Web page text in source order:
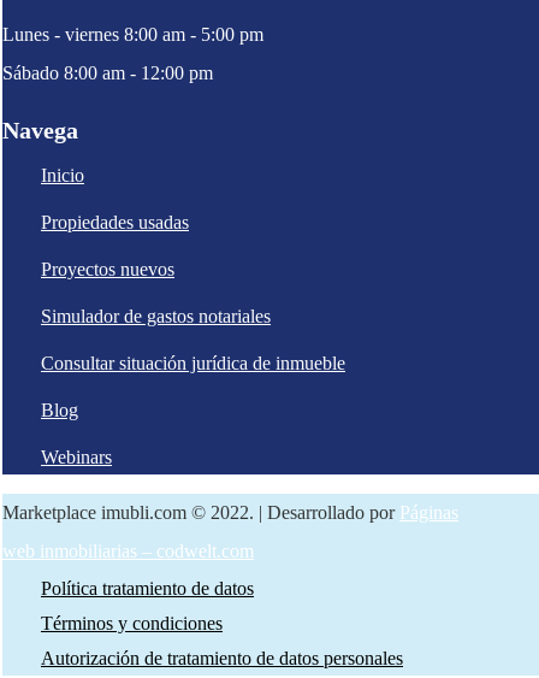
Lunes - viernes 8:00 am - 5:00 pm
Sábado 8:00 am - 12:00 pm
Navega
Inicio
Propiedades usadas
Proyectos nuevos
Simulador de gastos notariales
Consultar situación jurídica de inmueble
Blog
Webinars
Marketplace imubli.com © 2022. | Desarrollado por Páginas
web inmobiliarias – codwelt.com
Política tratamiento de datos
Términos y condiciones
Autorización de tratamiento de datos personales